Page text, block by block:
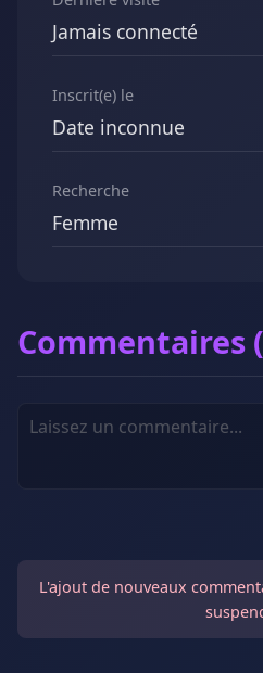
Jamais connecté
Inscrit(e) le
Date inconnue
Recherche
Femme
Commentaires
L'ajout de nouveaux